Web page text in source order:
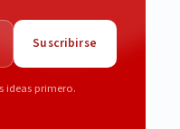
Suscribirse
ideas primero.